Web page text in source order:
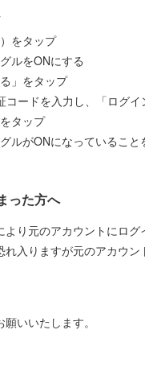
をタップ
ルをONにする
」をタップ
コードを入力し、「ログ
タップ
ルがONになっていること
った方へ
り元のアカウントにロ
入りますが元のアカウ
いいたします。